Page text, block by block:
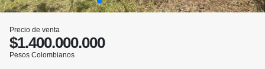
Precio de venta
$1.400.000.000
Pesos Colombianos